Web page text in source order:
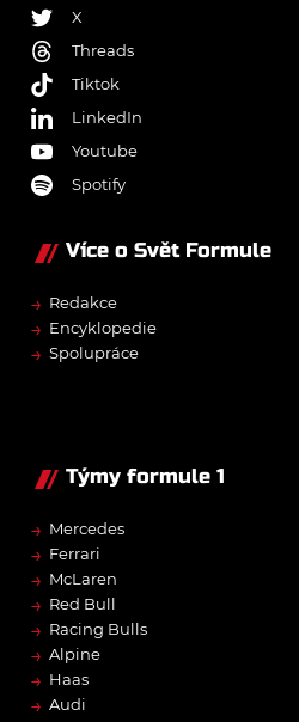
X
Threads
Tiktok
LinkedIn
Youtube
Spotify
Více o Svět Formule
→ Redakce
→ Encyklopedie
→ Spolupráce
Týmy formule 1
→ Mercedes
→ Ferrari
→ McLaren
→ Red Bull
→ Racing Bulls
→ Alpine
→ Haas
→ Audi